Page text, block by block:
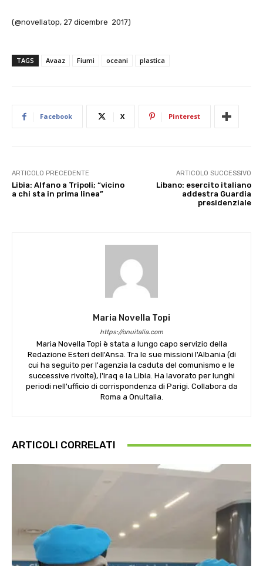
(@novellatop, 27 dicembre 2017)
TAGS Avaaz Fiumi oceani plastica
Facebook X Pinterest
ARTICOLO PRECEDENTE
Libia: Alfano a Tripoli; “vicino
a chi sta in prima linea”
ARTICOLO SUCCESSIVO
Libano: esercito italiano
addestra Guardia
presidenziale
Maria Novella Topi
https://onuitalia.com
Maria Novella Topi è stata a lungo capo servizio della
Redazione Esteri dell'Ansa. Tra le sue missioni l'Albania (di
cui ha seguito per l'agenzia la caduta del comunismo e le
successive rivolte), l'Iraq e la Libia. Ha lavorato per lunghi
periodi nell'ufficio di corrispondenza di Parigi. Collabora da
Roma a OnuItalia.
ARTICOLI CORRELATI